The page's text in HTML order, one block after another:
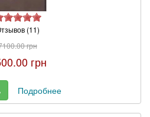
(11)
грн
грн
Подробнее